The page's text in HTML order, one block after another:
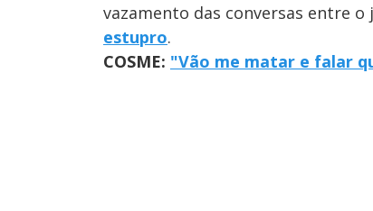
vazamento das conversas entre o
estupro.
COSME: "Vão me matar e falar